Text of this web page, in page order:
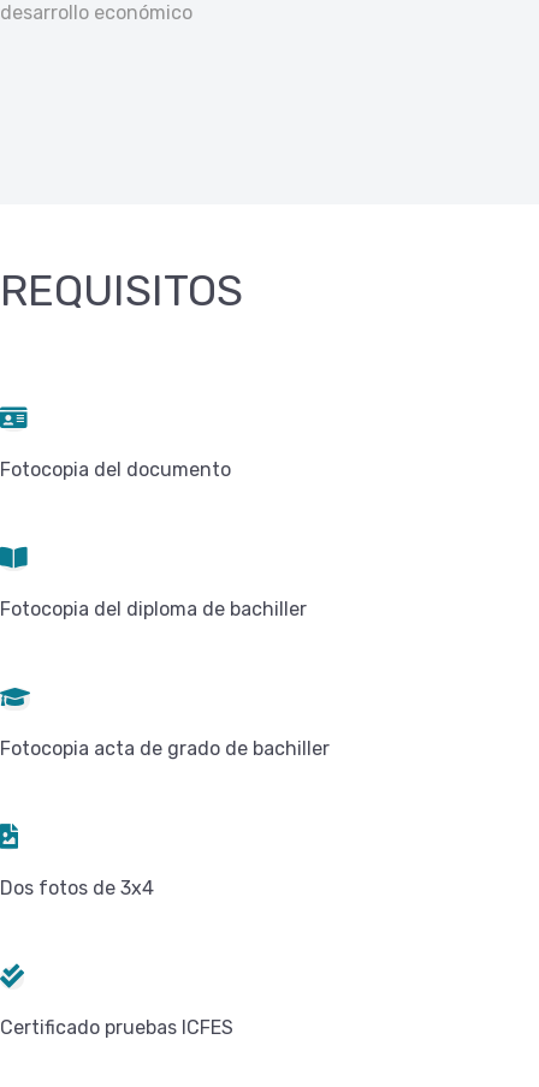
desarrollo económico
REQUISITOS
Fotocopia del documento
Fotocopia del diploma de bachiller
Fotocopia acta de grado de bachiller
Dos fotos de 3x4
Certificado pruebas ICFES